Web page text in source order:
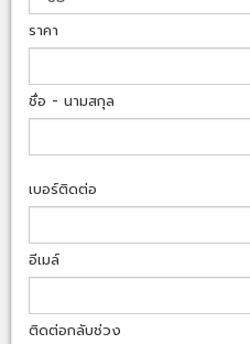
ราคา
ชื่อ - นามสกุล
เบอร์ติดต่อ
อีเมล์
ติดต่อกลับช่วง